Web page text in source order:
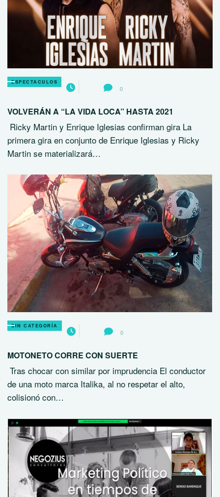
ESPECTACULOS
0
VOLVERÁN A “LA VIDA LOCA” HASTA 2021
Ricky Martin y Enrique Iglesias confirman gira La
primera gira en conjunto de Enrique Iglesias y Ricky
Martin se materializará…
SIN CATEGORÍA
0
MOTONETO CORRE CON SUERTE
Tras chocar con similar por imprudencia El conductor
de una moto marca Italika, al no respetar el alto,
colisionó con…